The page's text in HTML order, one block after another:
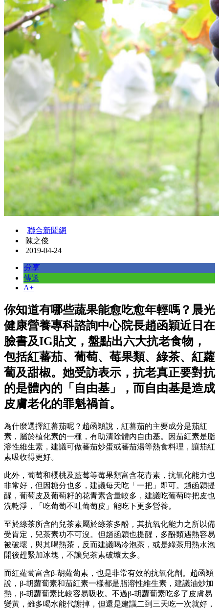
聯合新聞網
陳之俊
2019-04-24
分享
傳送
A+
你知道有哪些蔬果能愈吃愈年輕嗎？晨光
健康營養專科諮詢中心院長趙函穎近日在
臉書及IG貼文，盤點出六大抗老食物，
包括紅蕃茄、葡萄、莓果類、綠茶、紅蘿
蔔及甜椒。她受訪表示，抗老真正要對抗
的是體內的「自由基」，而自由基是造成
皮膚老化的罪魁禍首。
為什麼選擇紅蕃茄呢？趙函穎說，紅蕃茄的主要成分是茄紅
素，屬於植化素的一種，有助清除體內自由基。因茄紅素是脂
溶性維生素，建議可做蕃茄炒蛋或蕃茄湯等熱食料理，讓茄紅
素吸收得更好。
此外，葡萄和櫻桃及藍莓等莓果類富含花青素，抗氧化能力也
非常好，但因糖分也多，建議每天吃「一把」即可。趙函穎提
醒，葡萄皮及葡萄籽的花青素含量較多，建議吃葡萄時把皮也
洗乾淨，「吃葡萄不吐葡萄皮」能吃下更多營養。
至於綠茶所含的兒茶素屬於綠茶多酚，其抗氧化能力之所以備
受肯定，兒茶素功不可沒。但趙函穎也提醒，多酚類遇熱容易
被破壞，與其喝熱茶，反而建議喝冷泡茶，或是綠茶用熱水泡
開後趕緊加冰塊，不讓兒茶素破壞太多。
而紅蘿蔔富含β-胡蘿蔔素，也是非常有效的抗氧化劑。趙函穎
說，β-胡蘿蔔素和茄紅素一樣都是脂溶性維生素，建議油炒加
熱，β-胡蘿蔔素比較容易吸收。不過β-胡蘿蔔素吃多了皮膚易
變黃，雖多喝水能代謝掉，但還是建議二到三天吃一次就好，